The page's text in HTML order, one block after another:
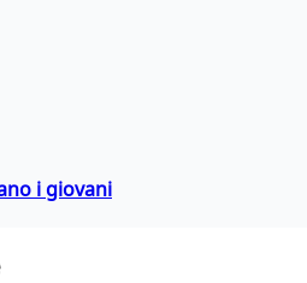
i giovani